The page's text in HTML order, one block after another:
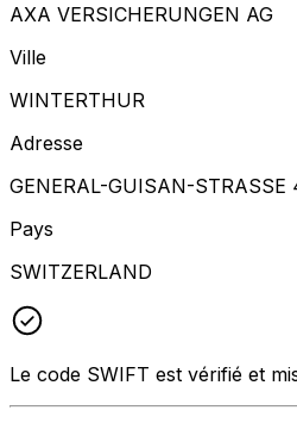
AXA VERSICHERUNGEN AG
Ville
WINTERTHUR
Adresse
GENERAL-GUISAN-
Pays
SWITZERLAND
Le code SWIFT est vérifié et